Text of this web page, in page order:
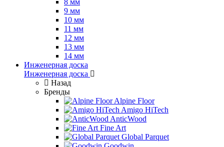
8 мм
9 мм
10 мм
11 мм
12 мм
13 мм
14 мм
Инженерная доска
Инженерная доска
Назад
Бренды
Alpine Floor
Amigo HiTech
AnticWood
Fine Art
Global Parquet